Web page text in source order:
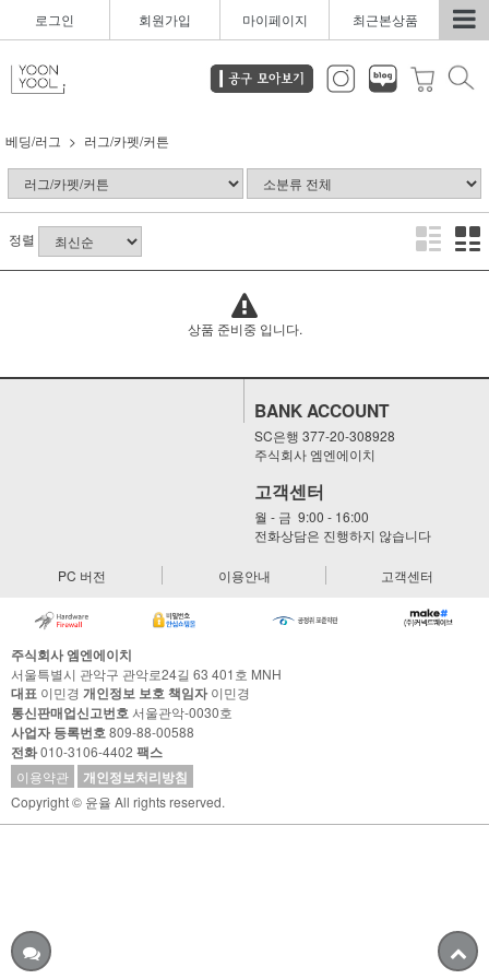
로그인 회원가입 마이페이지 최근본상품
베딩/러그 러그/카펫/커튼
정렬
상품 준비중 입니다.
BANK ACCOUNT
SC은행 377-20-308928
주식회사 엠엔에이치
고객센터
월 - 금 9:00 - 16:00
전화상담은 진행하지 않습니다
PC 버전 이용안내 고객센터
주식회사 엠엔에이치
서울특별시 관악구 관악로24길 63 401호 MNH
대표 이민경 개인정보 보호 책임자이민경
통신판매업신고번호 서울관악-0030호
사업자 등록번호809-88-00588
전화010-3106-4402 팩스
이용약관 개인정보처리방침
Copyright © 윤율 All rights reserved.